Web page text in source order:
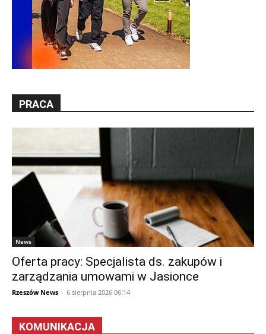
PRACA
News
Oferta pracy: Specjalista ds. zakupów i
zarządzania umowami w Jasionce
Rzeszów News - 6 sierpnia 2026 06:14
KOMUNIKACJA